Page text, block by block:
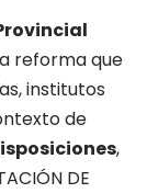
reforma que
institutos
de
,
DE